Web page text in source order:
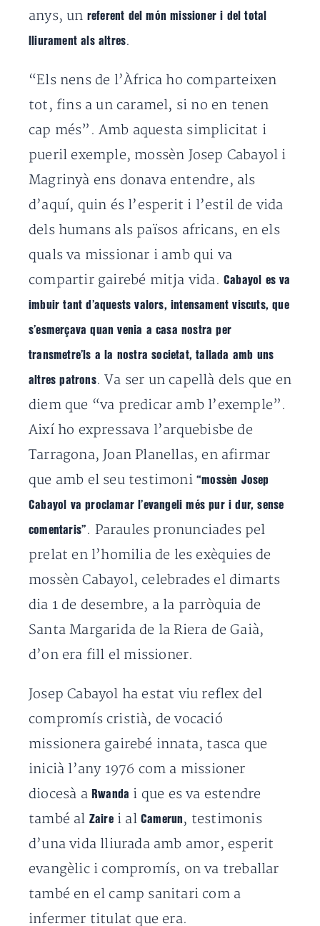
anys, un referent del món missioner i del total
lliurament als altres.
“Els nens de l’Àfrica ho comparteixen
tot, fins a un caramel, si no en tenen
cap més”. Amb aquesta simplicitat i
pueril exemple, mossèn Josep Cabayol i
Magrinyà ens donava entendre, als
d’aquí, quin és l’esperit i l’estil de vida
dels humans als països africans, en els
quals va missionar i amb qui va
compartir gairebé mitja vida. Cabayol es va
imbuir tant d’aquests valors, intensament viscuts, que
s’esmerçava quan venia a casa nostra per
transmetre’ls a la nostra societat, tallada amb uns
altres patrons. Va ser un capellà dels que en
diem que “va predicar amb l’exemple”.
Així ho expressava l’arquebisbe de
Tarragona, Joan Planellas, en afirmar
que amb el seu testimoni “mossèn Josep
Cabayol va proclamar l’evangeli més pur i dur, sense
comentaris” . Paraules pronunciades pel
prelat en l’homilia de les exèquies de
mossèn Cabayol, celebrades el dimarts
dia 1 de desembre, a la parròquia de
Santa Margarida de la Riera de Gaià,
d’on era fill el missioner.
Josep Cabayol ha estat viu reflex del
compromís cristià, de vocació
missionera gairebé innata, tasca que
inicià l’any 1976 com a missioner
diocesà a Rwanda i que es va estendre
també al Zairei alCamerun , testimonis
d’una vida lliurada amb amor, esperit
evangèlic i compromís, on va treballar
també en el camp sanitari com a
infermer titulat que era.